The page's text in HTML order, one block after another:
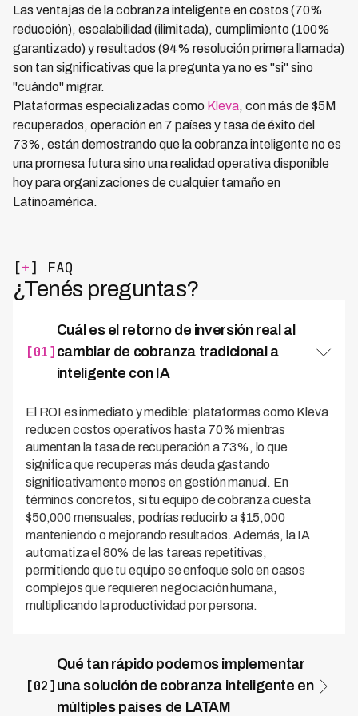
Las ventajas de la cobranza inteligente en costos (70%
reducción), escalabilidad (ilimitada), cumplimiento (100%
garantizado) y resultados (94% resolución primera llamada)
son tan significativas que la pregunta ya no es "si" sino
"cuándo" migrar.
Plataformas especializadas como Kleva, con más de $5M
recuperados, operación en 7 países y tasa de éxito del
73%, están demostrando que la cobranza inteligente no es
una promesa futura sino una realidad operativa disponible
hoy para organizaciones de cualquier tamaño en
Latinoamérica.
[+] FAQ
¿Tenés preguntas?
[01]
Cuál es el retorno de inversión real al
cambiar de cobranza tradicional a
inteligente con IA
El ROI es inmediato y medible: plataformas como Kleva
reducen costos operativos hasta 70% mientras
aumentan la tasa de recuperación a 73%, lo que
significa que recuperas más deuda gastando
significativamente menos en gestión manual. En
términos concretos, si tu equipo de cobranza cuesta
$50,000 mensuales, podrías reducirlo a $15,000
manteniendo o mejorando resultados. Además, la IA
automatiza el 80% de las tareas repetitivas,
permitiendo que tu equipo se enfoque solo en casos
complejos que requieren negociación humana,
multiplicando la productividad por persona.
[02]
Qué tan rápido podemos implementar
una solución de cobranza inteligente en
múltiples países de LATAM